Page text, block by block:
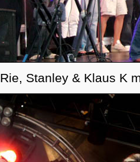
Rie, Stanley & Klaus K